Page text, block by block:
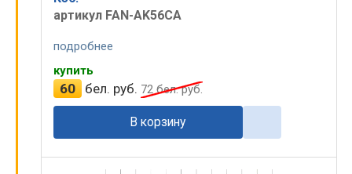
артикул FAN-AK56CA
подробнее
купить
60 бел. руб. 72бел. руб.
В корзину